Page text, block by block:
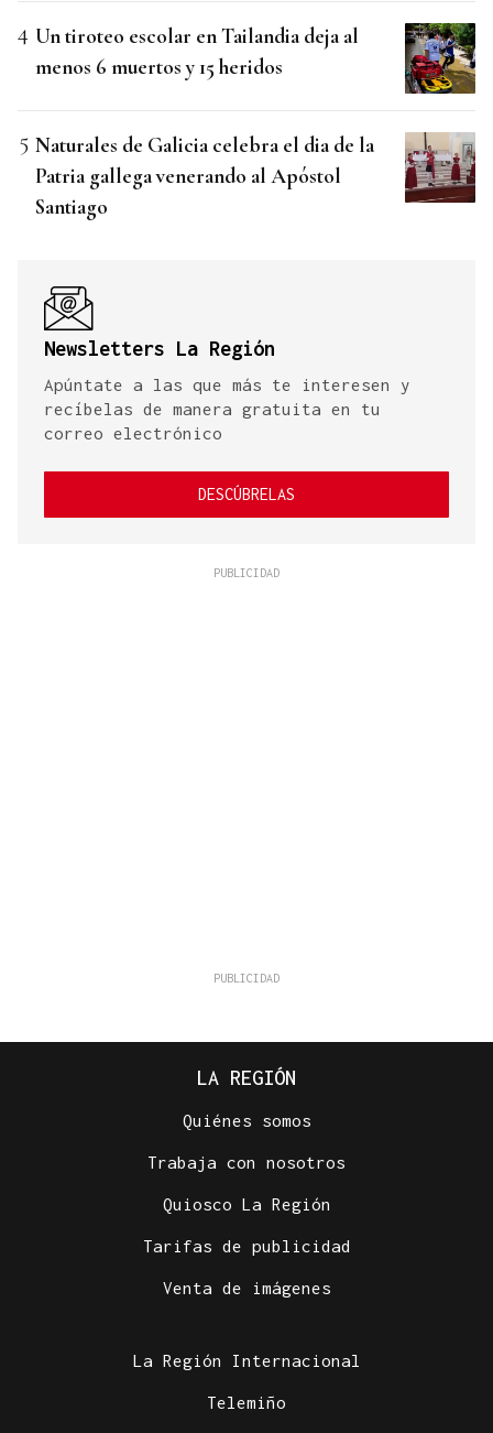
Un tiroteo escolar en Tailandia deja al
menos 6 muertos y 15 heridos
Naturales de Galicia celebra el dia de la
Patria gallega venerando al Apóstol
Santiago
Newsletters La Región
Apúntate a las que más te interesen y
recíbelas de manera gratuita en tu
correo electrónico
DESCÚBRELAS
LA REGIÓN
Quiénes somos
Trabaja con nosotros
Quiosco La Región
Tarifas de publicidad
Venta de imágenes
La Región Internacional
Telemiño